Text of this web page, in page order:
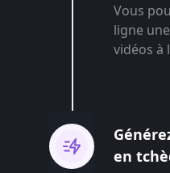
Vous
ligne
vidéos à
en